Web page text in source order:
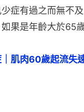
症有過之而無不
果是年齡大於65
肌肉60歲起流失